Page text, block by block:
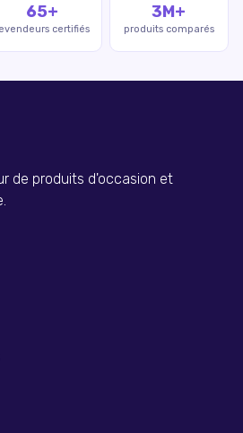
65+
certifiés
3M+
produits comparés
de produits d'occasion et